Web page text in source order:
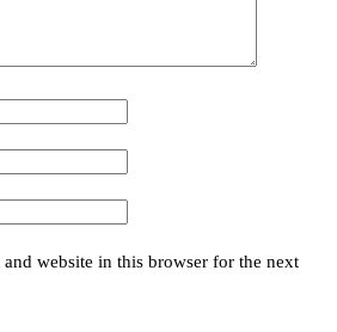
and website in this browser for the next